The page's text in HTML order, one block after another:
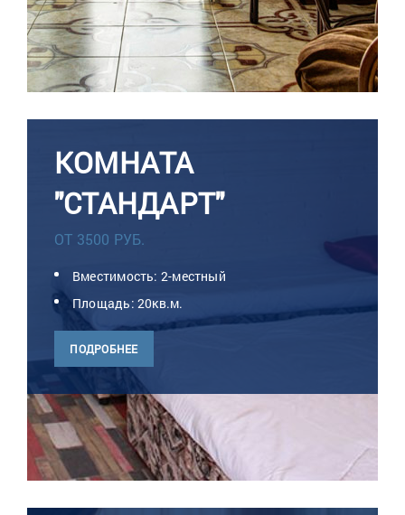
КОМНАТА
"СТАНДАРТ"
ОТ 3500 РУБ.
Вместимость: 2-местный
Площадь: 20кв.м.
ПОДРОБНЕЕ